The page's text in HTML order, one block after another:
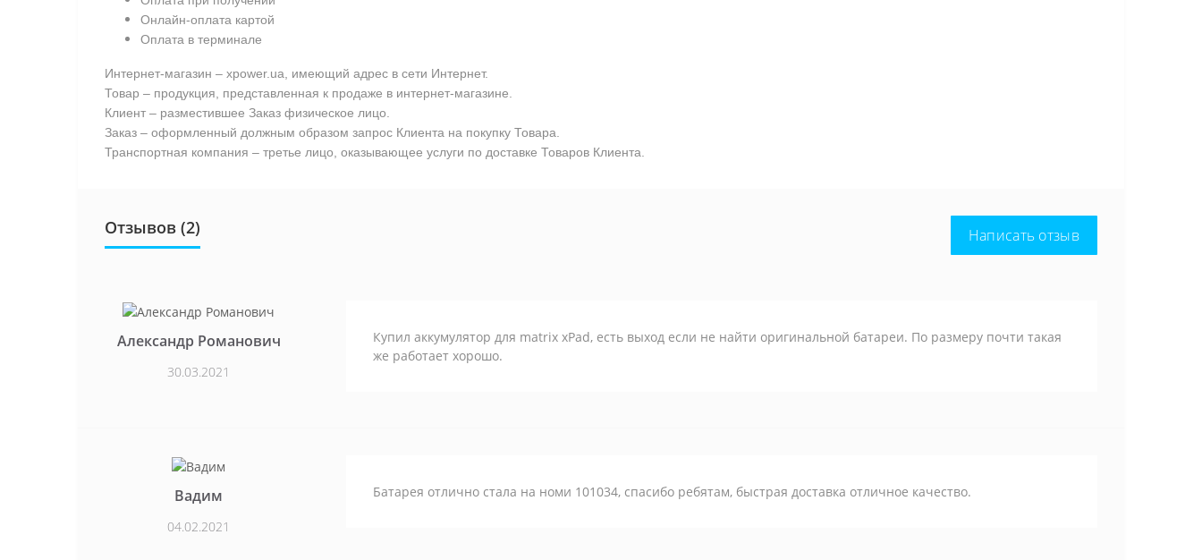
Онлайн-оплата картой
Оплата в терминале
Интернет-магазин – xpower.ua, имеющий адрес в сети Интернет.
Товар – продукция, представленная к продаже в интернет-магазине.
Клиент – разместившее Заказ физическое лицо.
Заказ – оформленный должным образом запрос Клиента на покупку Товара.
Транспортная компания – третье лицо, оказывающее услуги по доставке Товаров Клиента.
Отзывов (2) Написать отзыв
Александр Романович
30.03.2021
Купил аккумулятор для matrix xPad, есть выход если не найти оригинальной батареи. По размеру почти такая
же работает хорошо.
Вадим
04.02.2021
Батарея отлично стала на номи 101034, спасибо ребятам, быстрая доставка отличное качество.